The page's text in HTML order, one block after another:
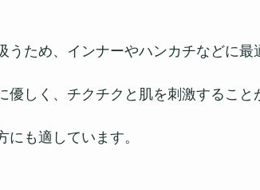
うため、インナーやハンカチなどに最
優しく、チクチクと肌を刺激すること
も適しています。